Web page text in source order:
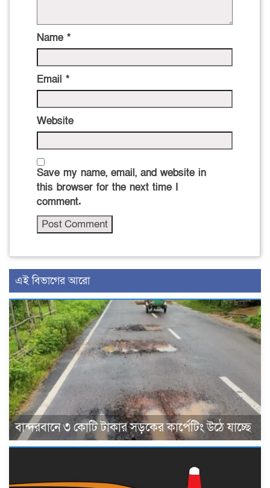
Name *
Email *
Website
Save my name, email, and website in
this browser for the next time I
comment.
এই বিভাগের আরো
বান্দরবানে ৩ কোটি টাকার সড়কের কার্পেটিং উঠে যাচ্ছে